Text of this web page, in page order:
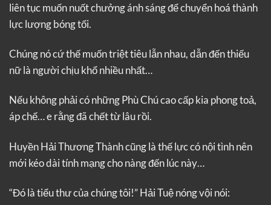
liên tục muốn nuốt chưởng ánh sáng để chuyển hoá thành
lực lượng bóng tối.
Chúng nó cứ thế muốn triệt tiêu lẫn nhau, dẫn đến thiếu
nữ là người chịu khổ nhiều nhất…
Nếu không phải có những Phù Chú cao cấp kia phong toả,
áp chế… e rằng đã chết từ lâu rồi.
Huyền Hải Thương Thành cũng là thế lực có nội tình nên
mới kéo dài tính mạng cho nàng đến lúc này…
“Đó là tiểu thư của chúng tôi!” Hải Tuệ nóng vội nói: